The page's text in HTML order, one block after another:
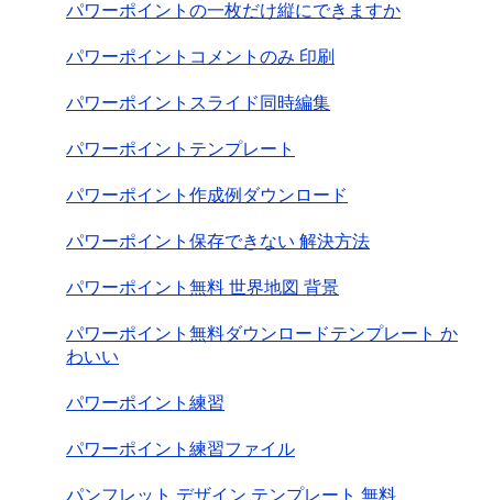
パワーポイントの一枚だけ縦にできますか
パワーポイントコメントのみ 印刷
パワーポイントスライド同時編集
パワーポイントテンプレート
パワーポイント作成例ダウンロード
パワーポイント保存できない 解決方法
パワーポイント無料 世界地図 背景
パワーポイント無料ダウンロードテンプレート か
わいい
パワーポイント練習
パワーポイント練習ファイル
パンフレット デザイン テンプレート 無料